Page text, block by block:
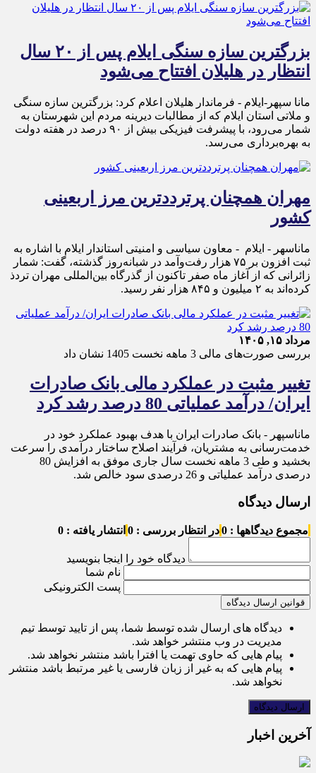
بزرگترین سازه سنگی ایلام پس از ۲۰ سال
انتظار در هلیلان افتتاح می‌شود
مانا سپهر-ایلام - فرماندار هلیلان اعلام کرد: بزرگترین سازه سنگی
و ملاتی استان ایلام که از مطالبات دیرینه مردم این شهرستان به
شمار می‌رود، با پیشرفت فیزیکی بیش از ۹۰ درصد در هفته دولت
به بهره‌برداری می‌رسد.
مهران همچنان پرترددترین مرز اربعینی
کشور
ماناسهر - ایلام - معاون سیاسی و امنیتی استاندار ایلام با اشاره به
ثبت افزون بر ۷۵ هزار رفت‌وآمد در شبانه‌روز گذشته، گفت: شمار
زائرانی که از آغاز ماه صفر تاکنون از گذرگاه بین‌المللی مهران تردذ
کرده‌اند به ۲ میلیون و ۸۴۵ هزار نفر رسید.
مرداد ۱۵, ۱۴۰۵
بررسی صورت‌های مالی 3 ماهه نخست 1405 نشان داد
تغییر مثبت در عملکرد مالی بانک صادرات
ایران/ درآمد عملیاتی 80 درصد رشد کرد
ماناسپهر - ​بانک صادرات ایران با هدف بهبود عملکرد خود در
خدمت‌رسانی به مشتریان، فرآیند اصلاح ساختار درآمدی را سرعت
بخشید و طی 3 ماهه نخست سال جاری موفق به افزایش 80
درصدی درآمد عملیاتی و 26 درصدی سود خالص شد.
ارسال دیدگاه
مجموع دیدگاهها : 0 در انتظار بررسی : 0 انتشار یافته : 0
دیدگاه خود را اینجا بنویسید
نام شما
پست الکترونیکی
قوانین ارسال دیدگاه
دیدگاه های ارسال شده توسط شما، پس از تایید توسط تیم
مدیریت در وب منتشر خواهد شد.
پیام هایی که حاوی تهمت یا افترا باشد منتشر نخواهد شد.
پیام هایی که به غیر از زبان فارسی یا غیر مرتبط باشد منتشر
نخواهد شد.
آخرین اخبار